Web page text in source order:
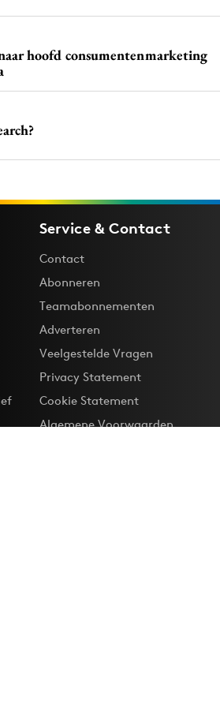
hoofd consumentenmarketing
Service & Contact
Contact
Abonneren
Teamabonnementen
Adverteren
Veelgestelde Vragen
Privacy Statement
Cookie Statement
Algemene Voorwaarden